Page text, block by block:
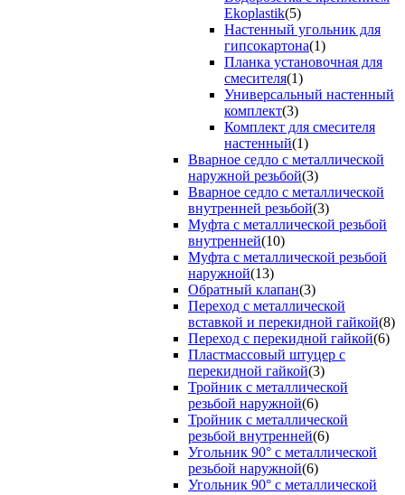
Ekoplastik(5)
Настенный угольник для
гипсокартона(1)
Планка установочная для
смесителя(1)
Универсальный настенный
комплект(3)
Комплект для смесителя
настенный(1)
Вварное седло с металлической
наружной резьбой(3)
Вварное седло с металлической
внутренней резьбой(3)
Муфта с металлической резьбой
внутренней(10)
Муфта с металлической резьбой
наружной(13)
Обратный клапан(3)
Переход с металлической
вставкой и перекидной гайкой(8)
Переход с перекидной гайкой(6)
Пластмассовый штуцер с
перекидной гайкой(3)
Тройник с металлической
резьбой наружной(6)
Тройник с металлической
резьбой внутренней(6)
Угольник 90° с металлической
резьбой наружной(6)
Угольник 90° с металлической